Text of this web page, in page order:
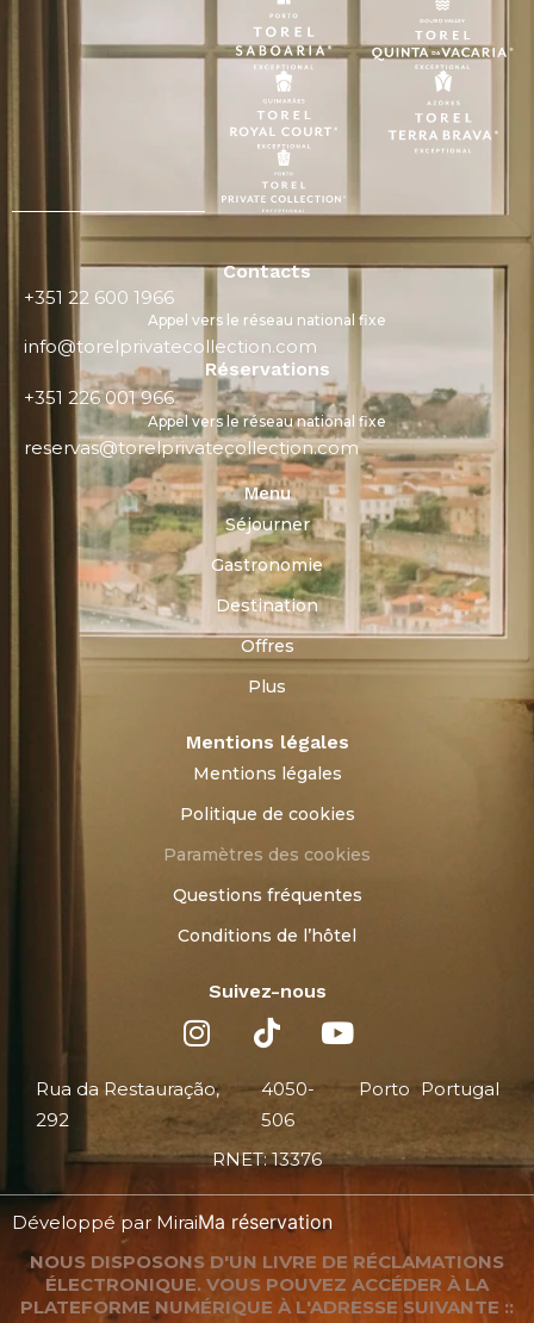
Contacts
+351 22 600 1966
Appel vers le réseau national fixe
info@torelprivatecollection.com
Réservations
+351 226 001 966
Appel vers le réseau national fixe
reservas@torelprivatecollection.com
Menu
Séjourner
Gastronomie
Destination
Offres
Plus
Mentions légales
Mentions légales
Politique de cookies
Paramètres des cookies
Questions fréquentes
Conditions de l’hôtel
Suivez-nous
Rua da Restauração,
292
4050-
506
Porto Portugal
RNET: 13376
Développé par MiraiMa réservation
NOUS DISPOSONS D'UN LIVRE DE RÉCLAMATIONS
ÉLECTRONIQUE. VOUS POUVEZ ACCÉDER À LA
PLATEFORME NUMÉRIQUE À L'ADRESSE SUIVANTE ::